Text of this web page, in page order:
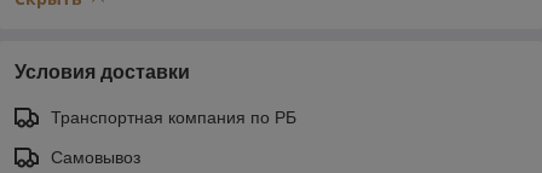
Условия доставки
Транспортная компания по РБ
Самовывоз